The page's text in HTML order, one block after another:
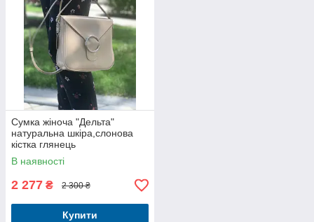
Сумка жіноча "Дельта"
натуральна шкіра,слонова
кістка глянець
В наявності
2 277 ₴ 2 300 ₴
Купити